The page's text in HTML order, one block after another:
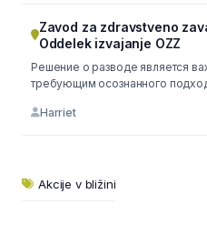
Zavod za zdravstveno
Oddelek izvajanje OZZ
Решение о разводе является важным
требующим осознанного
Harriet
Akcije v bližini